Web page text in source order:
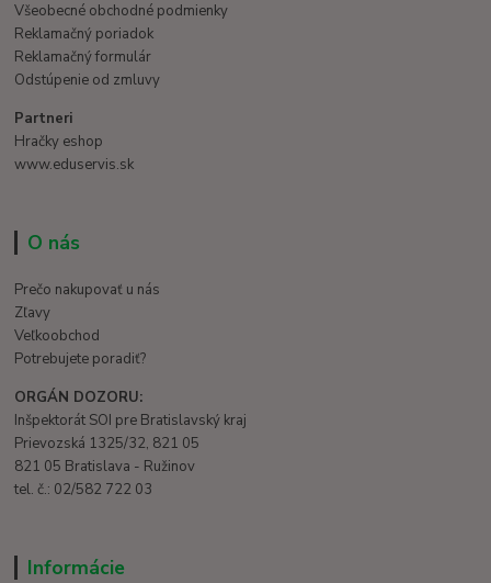
Všeobecné obchodné podmienky
Reklamačný poriadok
Reklamačný formulár
Odstúpenie od zmluvy
Partneri
Hračky eshop
www.eduservis.sk
O nás
Prečo nakupovať u nás
Zľavy
Veľkoobchod
Potrebujete poradiť?
ORGÁN DOZORU:
Inšpektorát SOI pre Bratislavský kraj
Prievozská 1325/32, 821 05
821 05 Bratislava - Ružinov
tel. č.: 02/582 722 03
Informácie